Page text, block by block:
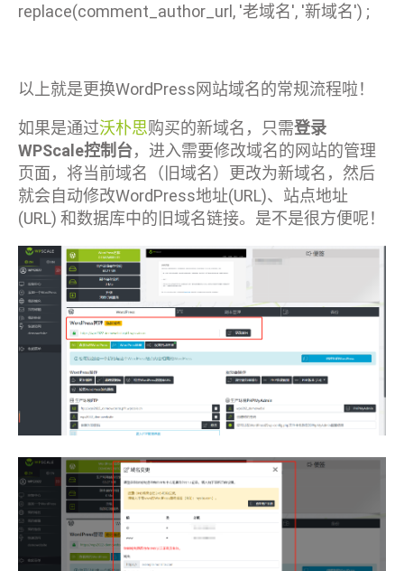
replace(comment_author_url, '老域名', '新域名') ;
以上就是更换WordPress网站域名的常规流程啦！
如果是通过沃朴思购买的新域名，只需登录
WPScale控制台，进入需要修改域名的网站的管理
页面，将当前域名（旧域名）更改为新域名，然后
就会自动修改WordPress地址(URL)、站点地址
(URL) 和数据库中的旧域名链接。是不是很方便呢！